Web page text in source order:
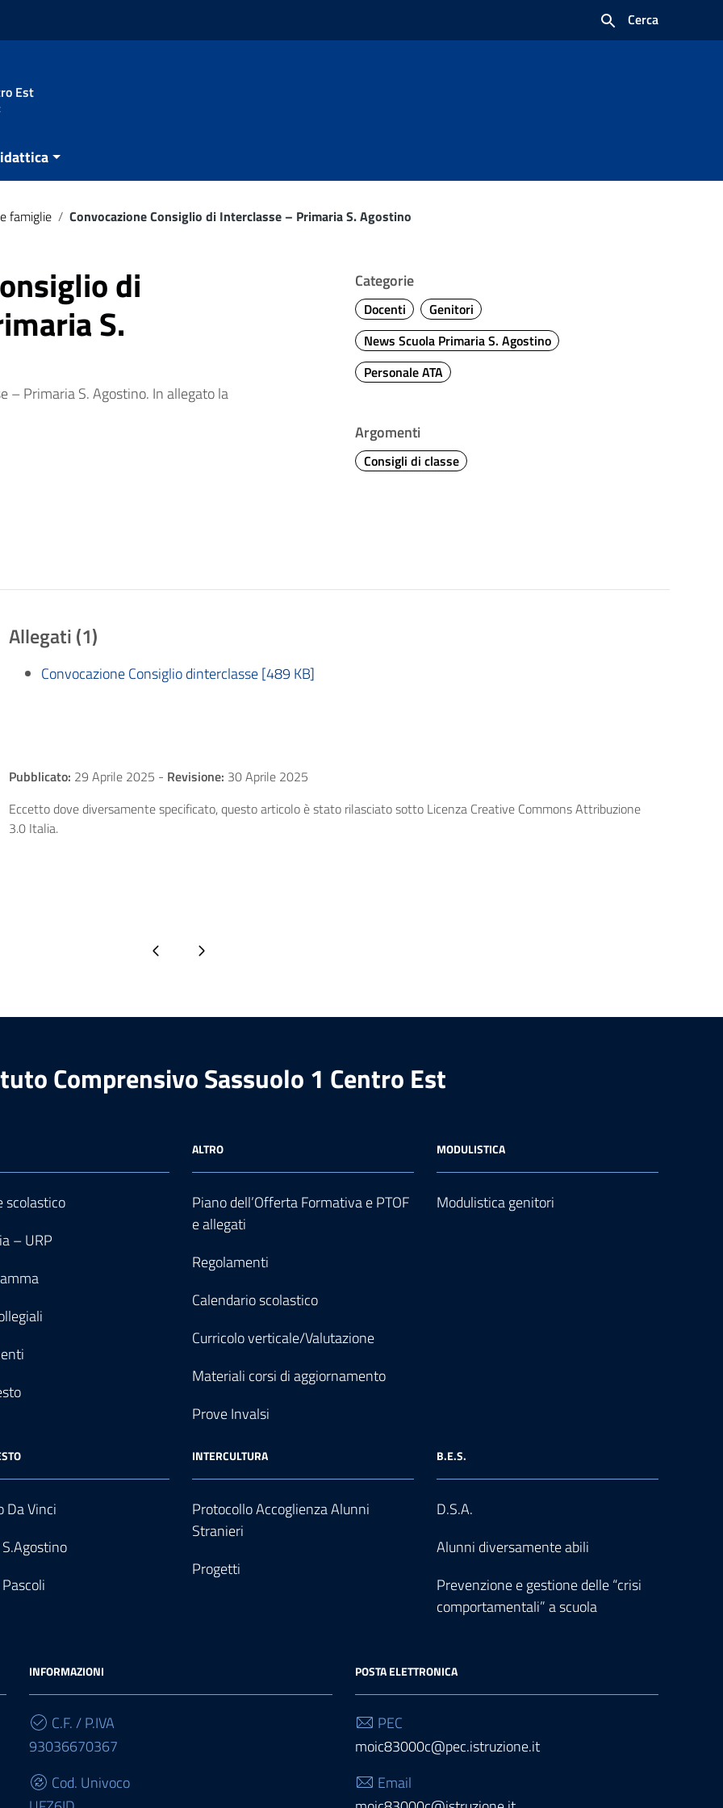
Cerca
Est
famiglie / Convocazione Consiglio di Interclasse – Primaria S. Agostino
di
S.
– Primaria S. Agostino. In allegato la
Categorie
Docenti
Genitori
News Scuola Primaria S. Agostino
Personale ATA
Argomenti
Consigli di classe
Allegati (1)
Convocazione Consiglio dinterclasse [489 KB]
Pubblicato: 29 Aprile 2025 - Revisione: 30 Aprile 2025
Eccetto dove diversamente specificato, questo articolo è stato rilasciato sotto Licenza Creative Commons Attribuzione
3.0 Italia.
Pagina precedentePagina successiva
Comprensivo Sassuolo 1 Centro Est
scolastico
– URP
ALTRO
Piano dell’Offerta Formativa e PTOF
e allegati
Regolamenti
Calendario scolastico
Curricolo verticale/Valutazione
Materiali corsi di aggiornamento
Prove Invalsi
MODULISTICA
Modulistica genitori
Da Vinci
INTERCULTURA
Protocollo Accoglienza Alunni
Stranieri
Progetti
B.E.S.
D.S.A.
Alunni diversamente abili
Prevenzione e gestione delle “crisi
comportamentali” a scuola
INFORMAZIONI
C.F. / P.IVA
93036670367
Cod. Univoco
POSTA ELETTRONICA
PEC
moic83000c@pec.istruzione.it
Email